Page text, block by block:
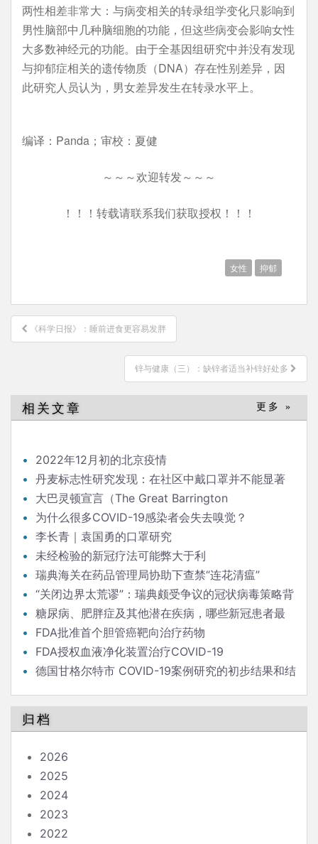
两性相差非常大：与病变相关的转录组学变化只影响到
男性脑部中几种脑细胞的功能，但这些病变会影响女性
大多数神经元的功能。由于全基因组研究中并没有发现
与抑郁症相关的遗传物质（DNA）存在性别差异，因
此研究人员认为，男女差异发生在转录水平上。
编译：Panda；审校：夏健
～～～欢迎转发～～～
！！！转载请联系我们获取授权！！！
女性 抑郁
文
章
《科学日报》：睡前进食更容易发胖
锌与健康（三）：缺锌者适当补锌好处多
相关文章 更多 »
2022年12月初的北京疫情
丹麦标志性研究发现：在社区中戴口罩并不能显著
降低（新冠）感染率
大巴灵顿宣言（The Great Barrington
Declaration）
为什么很多COVID-19感染者会失去嗅觉？
李长青｜袁国勇的口罩研究
未经检验的新冠疗法可能弊大于利
瑞典海关在药品管理局协助下查禁“连花清瘟”
“关闭边界太荒谬”：瑞典颇受争议的冠状病毒策略背
后的流行病学家
糖尿病、肥胖症及其他潜在疾病，哪些新冠患者最
危险？
FDA批准首个胆管癌靶向治疗药物
FDA授权血液净化装置治疗COVID-19
德国甘格尔特市 COVID-19案例研究的初步结果和结
归档
2026
2025
2024
2023
2022